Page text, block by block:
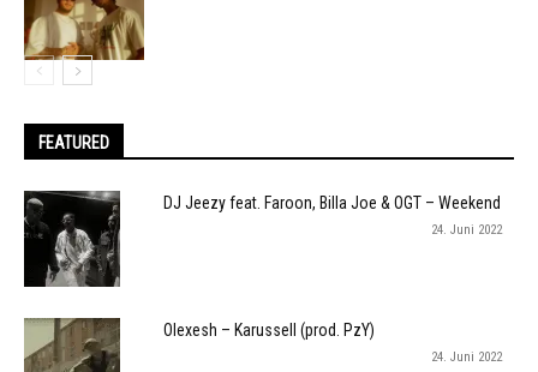
FEATURED
DJ Jeezy feat. Faroon, Billa Joe & OGT – Weekend
24. Juni 2022
Olexesh – Karussell (prod. PzY)
24. Juni 2022